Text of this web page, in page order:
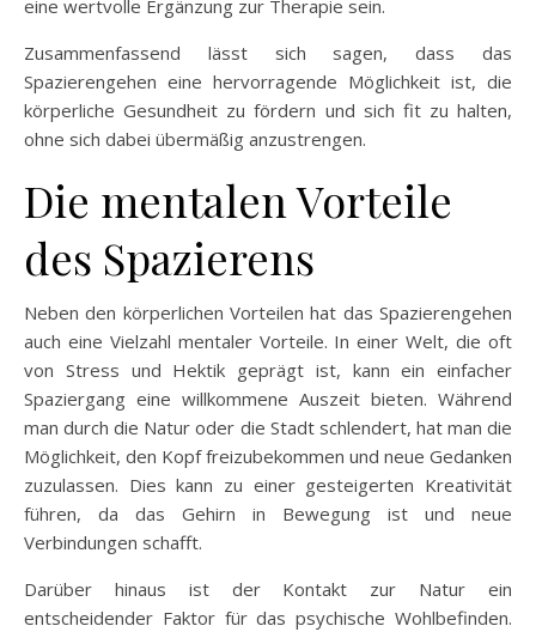
eine wertvolle Ergänzung zur Therapie sein.
Zusammenfassend lässt sich sagen, dass das
Spazierengehen eine hervorragende Möglichkeit ist, die
körperliche Gesundheit zu fördern und sich fit zu halten,
ohne sich dabei übermäßig anzustrengen.
Die mentalen Vorteile
des Spazierens
Neben den körperlichen Vorteilen hat das Spazierengehen
auch eine Vielzahl mentaler Vorteile. In einer Welt, die oft
von Stress und Hektik geprägt ist, kann ein einfacher
Spaziergang eine willkommene Auszeit bieten. Während
man durch die Natur oder die Stadt schlendert, hat man die
Möglichkeit, den Kopf freizubekommen und neue Gedanken
zuzulassen. Dies kann zu einer gesteigerten Kreativität
führen, da das Gehirn in Bewegung ist und neue
Verbindungen schafft.
Darüber hinaus ist der Kontakt zur Natur ein
entscheidender Faktor für das psychische Wohlbefinden.